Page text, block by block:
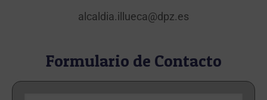
alcaldia.illueca@dpz.es
Formulario de Contacto